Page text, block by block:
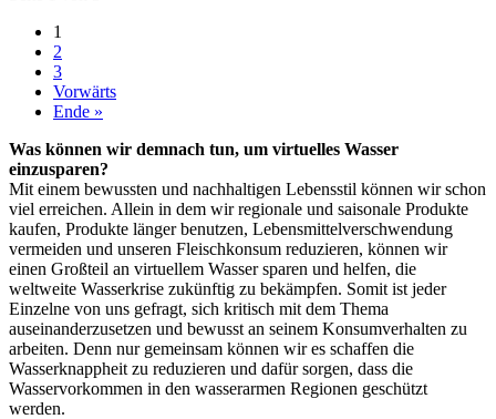
1
2
3
Vorwärts
Ende »
Was können wir demnach tun, um virtuelles Wasser
einzusparen?
Mit einem bewussten und nachhaltigen Lebensstil können wir schon
viel erreichen. Allein in dem wir regionale und saisonale Produkte
kaufen, Produkte länger benutzen, Lebensmittelverschwendung
vermeiden und unseren Fleischkonsum reduzieren, können wir
einen Großteil an virtuellem Wasser sparen und helfen, die
weltweite Wasserkrise zukünftig zu bekämpfen. Somit ist jeder
Einzelne von uns gefragt, sich kritisch mit dem Thema
auseinanderzusetzen und bewusst an seinem Konsumverhalten zu
arbeiten. Denn nur gemeinsam können wir es schaffen die
Wasserknappheit zu reduzieren und dafür sorgen, dass die
Wasservorkommen in den wasserarmen Regionen geschützt
werden.